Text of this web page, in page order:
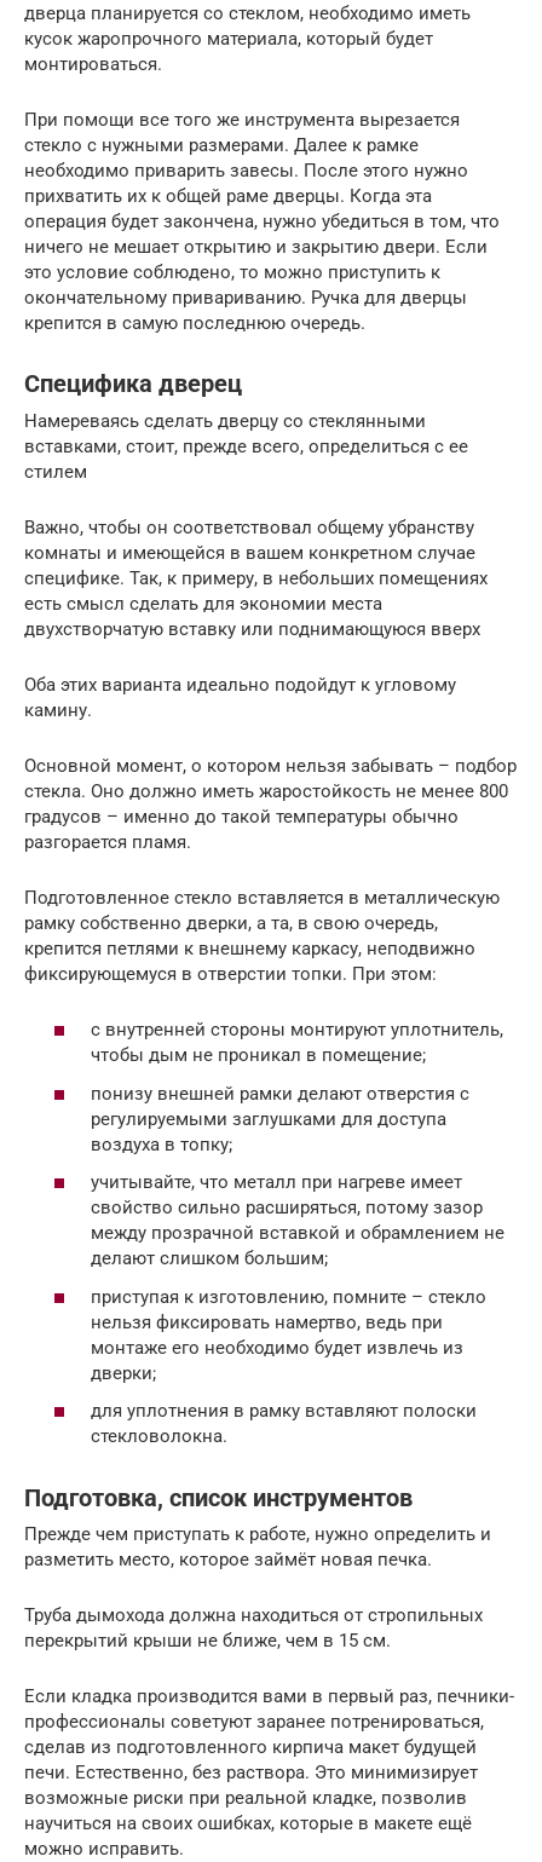
дверца планируется со стеклом, необходимо иметь
кусок жаропрочного материала, который будет
монтироваться.
При помощи все того же инструмента вырезается
стекло с нужными размерами. Далее к рамке
необходимо приварить завесы. После этого нужно
прихватить их к общей раме дверцы. Когда эта
операция будет закончена, нужно убедиться в том, что
ничего не мешает открытию и закрытию двери. Если
это условие соблюдено, то можно приступить к
окончательному привариванию. Ручка для дверцы
крепится в самую последнюю очередь.
Специфика дверец
Намереваясь сделать дверцу со стеклянными
вставками, стоит, прежде всего, определиться с ее
стилем
Важно, чтобы он соответствовал общему убранству
комнаты и имеющейся в вашем конкретном случае
специфике. Так, к примеру, в небольших помещениях
есть смысл сделать для экономии места
двухстворчатую вставку или поднимающуюся вверх
Оба этих варианта идеально подойдут к угловому
камину.
Основной момент, о котором нельзя забывать – подбор
стекла. Оно должно иметь жаростойкость не менее 800
градусов – именно до такой температуры обычно
разгорается пламя.
Подготовленное стекло вставляется в металлическую
рамку собственно дверки, а та, в свою очередь,
крепится петлями к внешнему каркасу, неподвижно
фиксирующемуся в отверстии топки. При этом:
с внутренней стороны монтируют уплотнитель,
чтобы дым не проникал в помещение;
понизу внешней рамки делают отверстия с
регулируемыми заглушками для доступа
воздуха в топку;
учитывайте, что металл при нагреве имеет
свойство сильно расширяться, потому зазор
между прозрачной вставкой и обрамлением не
делают слишком большим;
приступая к изготовлению, помните – стекло
нельзя фиксировать намертво, ведь при
монтаже его необходимо будет извлечь из
дверки;
для уплотнения в рамку вставляют полоски
стекловолокна.
Подготовка, список инструментов
Прежде чем приступать к работе, нужно определить и
разметить место, которое займёт новая печка.
Труба дымохода должна находиться от стропильных
перекрытий крыши не ближе, чем в 15 см.
Если кладка производится вами в первый раз, печники-
профессионалы советуют заранее потренироваться,
сделав из подготовленного кирпича макет будущей
печи. Естественно, без раствора. Это минимизирует
возможные риски при реальной кладке, позволив
научиться на своих ошибках, которые в макете ещё
можно исправить.